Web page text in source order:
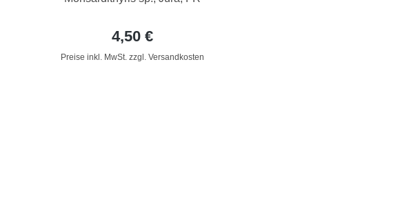
4,50 €
Preise inkl. MwSt. zzgl. Versandkosten